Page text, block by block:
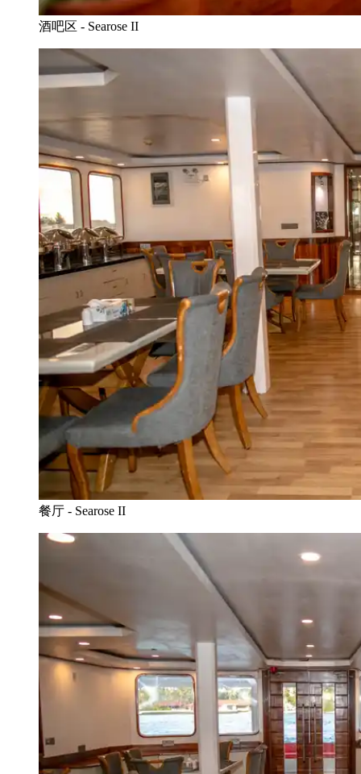
酒吧区 - Searose II
餐厅 - Searose II